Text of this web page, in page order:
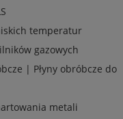
temperatur
gazowych
| Płyny obróbcze do
metali